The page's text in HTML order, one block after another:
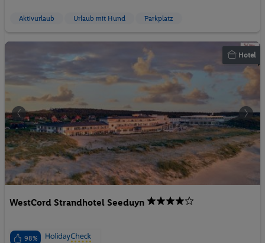
Aktivurlaub Urlaub mit Hund Parkplatz
Hotel
WestCord Strandhotel Seeduyn
98%